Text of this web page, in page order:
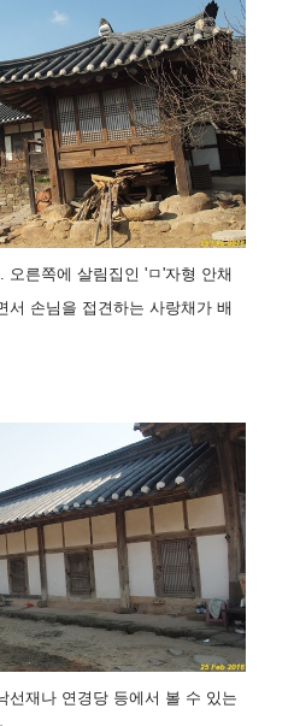
오른쪽에 살림집인 'ㅁ'자형 안채
서 손님을 접견하는 사랑채가 배
선재나 연경당 등에서 볼 수 있는